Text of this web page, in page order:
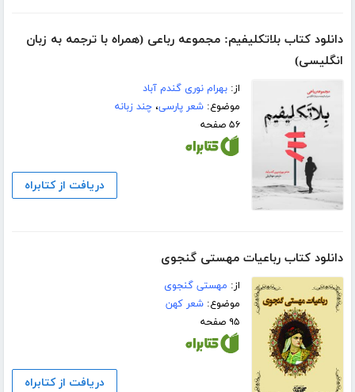
دانلود کتاب بلاتکلیفیم: مجموعه رباعی (همراه با ترجمه به زبان
انگلیسی)
از:بهرام نوری گندم آباد
موضوع:شعر پارسی،چند زبانه
۵۶ صفحه
دریافت از کتابراه
دانلود کتاب رباعیات مهستی گنجوی
از: مهستی گنجوی
موضوع:شعر کهن
۹۵ صفحه
دریافت از کتابراه